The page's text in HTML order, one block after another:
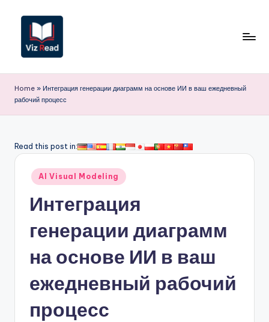
Перейти
содержимому
iz
R
a
Home » Интеграция генерации диаграмм на основе ИИ в ваш ежедневный
рабочий процесс
Read this post in:
Опубликовано
AI Visual Modeling
Интеграция
генерации диаграмм
на основе ИИ в ваш
ежедневный рабочий
процесс